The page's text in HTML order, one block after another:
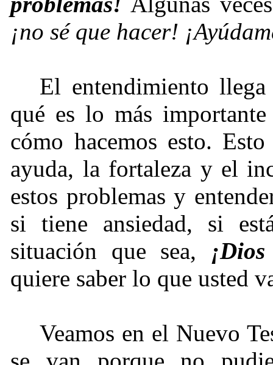
¡no sé que hacer!
El entendimiento
qué es lo más
cómo hacemos esto.
ayuda, la fortaleza y el
estos problemas y
si tiene ansiedad, si
situación que sea,
quiere saber lo que usted
Veamos en el Nuevo